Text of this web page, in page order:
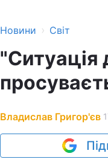
Новини › Світ
"Ситуація
Владислав Григор'єв